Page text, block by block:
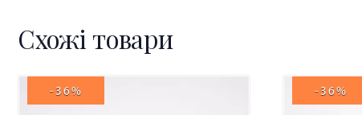
Схожі товари
-36% -36%